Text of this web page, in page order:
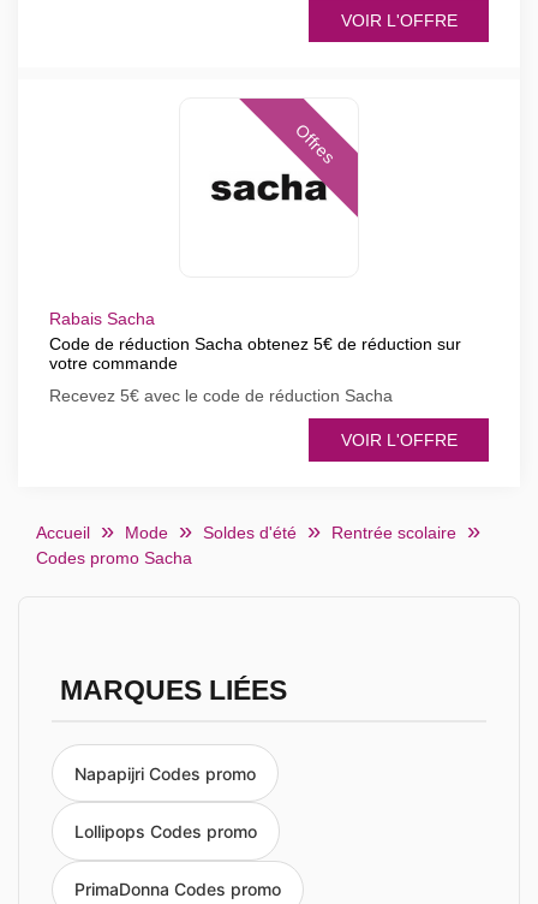
VOIR L'OFFRE
Offres
Rabais Sacha
Code de réduction Sacha obtenez 5€ de réduction sur
votre commande
Recevez 5€ avec le code de réduction Sacha
VOIR L'OFFRE
Accueil Mode Soldes d'été
Rentrée scolaire
Codes promo Sacha
MARQUES LIÉES
Napapijri Codes promo
Lollipops Codes promo
PrimaDonna Codes promo